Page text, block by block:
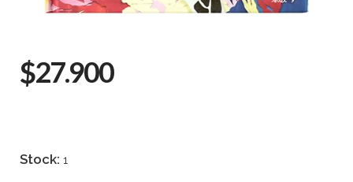
$27.900
Stock: 1